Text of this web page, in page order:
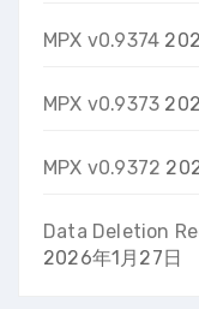
MPX v0.9374
MPX v0.9373
MPX v0.9372
Data Deletion
2026年1月27日